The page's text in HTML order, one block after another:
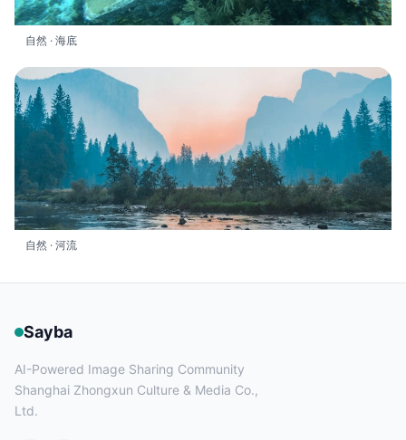
自然 · 海底
自然 · 河流
Sayba
AI-Powered Image Sharing Community
Shanghai Zhongxun Culture & Media Co.,
Ltd.